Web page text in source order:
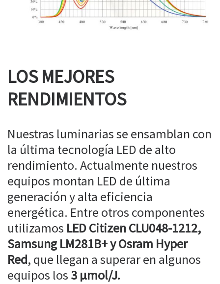
LOS MEJORES
RENDIMIENTOS
Nuestras luminarias se ensamblan con
la última tecnología LED de alto
rendimiento. Actualmente nuestros
equipos montan LED de última
generación y alta eficiencia
energética. Entre otros componentes
utilizamos LED Citizen CLU048-1212,
Samsung LM281B+ y Osram Hyper
Red, que llegan a superar en algunos
equipos los 3 µmol/J.